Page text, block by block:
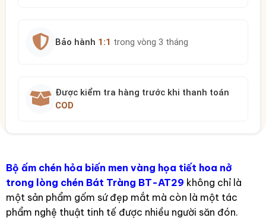
Bảo hành 1:1 trong vòng 3 tháng
Được kiểm tra hàng trước khi thanh toán
COD
Bộ ấm chén hỏa biến men vàng họa tiết hoa nở
trong lòng chén Bát Tràng BT-AT29 không chỉ là
một sản phẩm gốm sứ đẹp mắt mà còn là một tác
phẩm nghệ thuật tinh tế được nhiều người săn đón.